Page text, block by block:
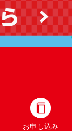
お申し込み